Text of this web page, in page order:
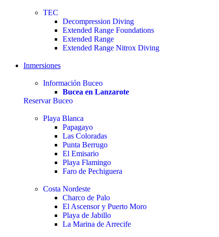
TEC
Decompression Diving
Extended Range Foundations
Extended Range
Extended Range Nitrox Diving
Inmersiones
Información Buceo
Bucea en Lanzarote
Reservar Buceo
Playa Blanca
Papagayo
Las Coloradas
Punta Berrugo
El Emisario
Playa Flamingo
Faro de Pechiguera
Costa Nordeste
Charco de Palo
El Ascensor y Puerto Moro
Playa de Jabillo
La Marina de Arrecife